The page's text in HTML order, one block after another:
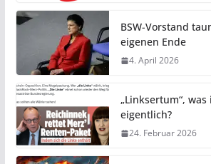
BSW-Vorstand
eigenen Ende
4. April 2026
„Linksertum“, was
eigentlich?
24. Februar 2026